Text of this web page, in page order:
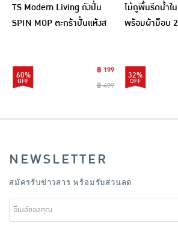
TS Modern Living ถังปั่น
SPIN MOP ตะกร้าปั่นแห้งส
60%
฿ 199
฿ 499
ไม้ถูพื้นรีดน้ำใ
พร้อมผ้าม็อบ
32%
NEWSLETTER
สมัครรับข่าวสาร พร้อมรับส่วนลด